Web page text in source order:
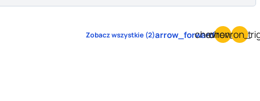
Zobacz wszystkie (2)arrow_forwardchevron_left